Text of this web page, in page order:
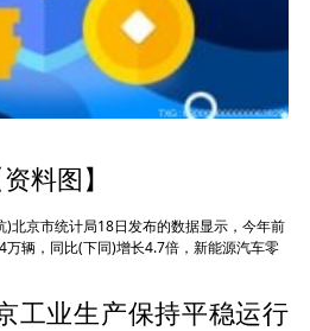
资料图】
北京市统计局18日发布的数据显示，今年前
辆，同比(下同)增长4.7倍，新能源汽车零
工业生产保持平稳运行